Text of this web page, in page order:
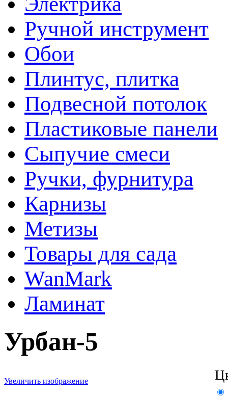
Ручной инструмент
Обои
Плинтус, плитка
Подвесной потолок
Пластиковые панели
Сыпучие смеси
Ручки, фурнитура
Карнизы
Метизы
Товары для сада
WanMark
Ламинат
Урбан-5
Увеличить изображение